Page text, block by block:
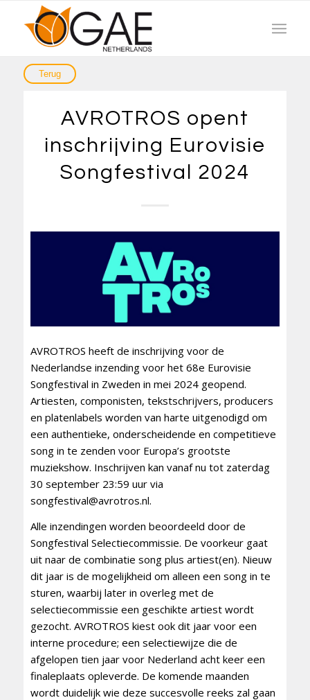
AVROTROS opent
inschrijving Eurovisie
Songfestival 2024
AVROTROS heeft de inschrijving voor de
Nederlandse inzending voor het 68e Eurovisie
Songfestival in Zweden in mei 2024 geopend.
Artiesten, componisten, tekstschrijvers, producers
en platenlabels worden van harte uitgenodigd om
een authentieke, onderscheidende en competitieve
song in te zenden voor Europa’s grootste
muziekshow. Inschrijven kan vanaf nu tot zaterdag
30 september 23:59 uur via
songfestival@avrotros.nl.
Alle inzendingen worden beoordeeld door de
Songfestival Selectiecommissie. De voorkeur gaat
uit naar de combinatie song plus artiest(en). Nieuw
dit jaar is de mogelijkheid om alleen een song in te
sturen, waarbij later in overleg met de
selectiecommissie een geschikte artiest wordt
gezocht. AVROTROS kiest ook dit jaar voor een
interne procedure; een selectiewijze die de
afgelopen tien jaar voor Nederland acht keer een
finaleplaats opleverde. De komende maanden
wordt duidelijk wie deze succesvolle reeks zal gaan